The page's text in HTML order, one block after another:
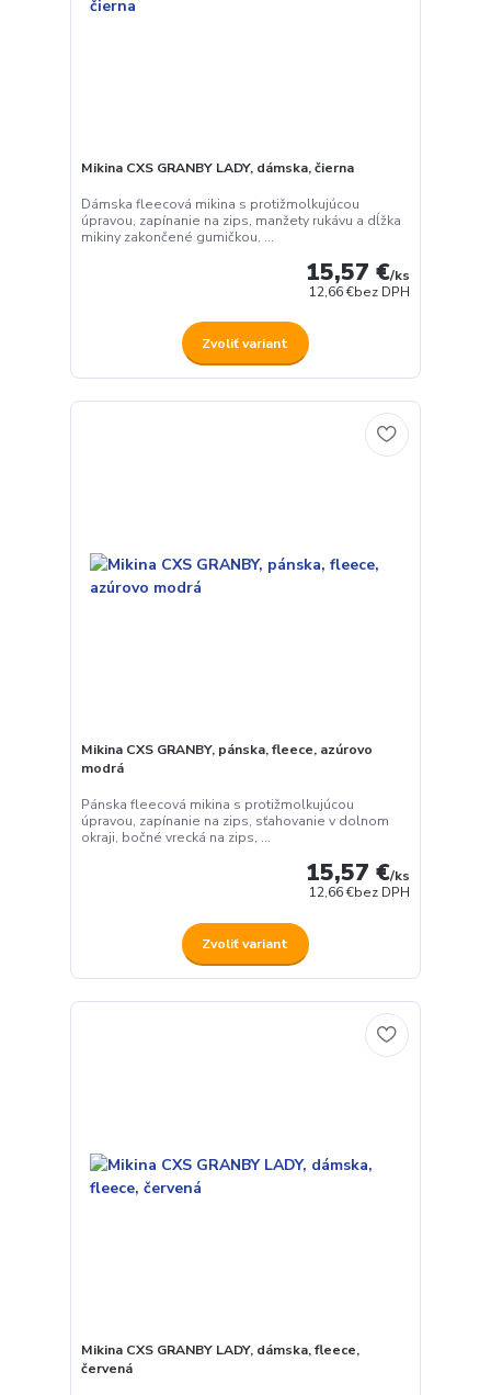
Mikina CXS GRANBY LADY, dámska, čierna
Dámska fleecová mikina s protižmolkujúcou
úpravou, zapínanie na zips, manžety rukávu a dĺžka
mikiny zakončené gumičkou, ...
15,57 €/ks
12,66 €bez DPH
Zvoliť variant
Mikina CXS GRANBY, pánska, fleece, azúrovo
modrá
Pánska fleecová mikina s protižmolkujúcou
úpravou, zapínanie na zips, sťahovanie v dolnom
okraji, bočné vrecká na zips, ...
15,57 €/ks
12,66 €bez DPH
Zvoliť variant
Mikina CXS GRANBY LADY, dámska, fleece,
červená